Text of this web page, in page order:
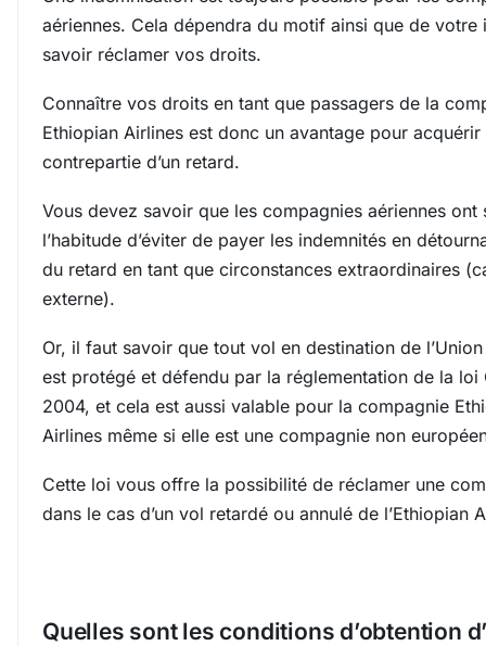
aériennes. Cela dépendra du motif ainsi que de votre
savoir réclamer vos droits.
Connaître vos droits en tant que passagers de la
Ethiopian Airlines est donc un avantage pour
contrepartie d’un retard.
Vous devez savoir que les compagnies aériennes ont
l’habitude d’éviter de payer les indemnités en
du retard en tant que circonstances extraordinaires
externe).
Or, il faut savoir que tout vol en destination de
est protégé et défendu par la réglementation de la loi
2004, et cela est aussi valable pour la compagnie
Airlines même si elle est une compagnie non
Cette loi vous offre la possibilité de réclamer une
dans le cas d’un vol retardé ou annulé de l’Ethiopian
Quelles sont les conditions d’obtention